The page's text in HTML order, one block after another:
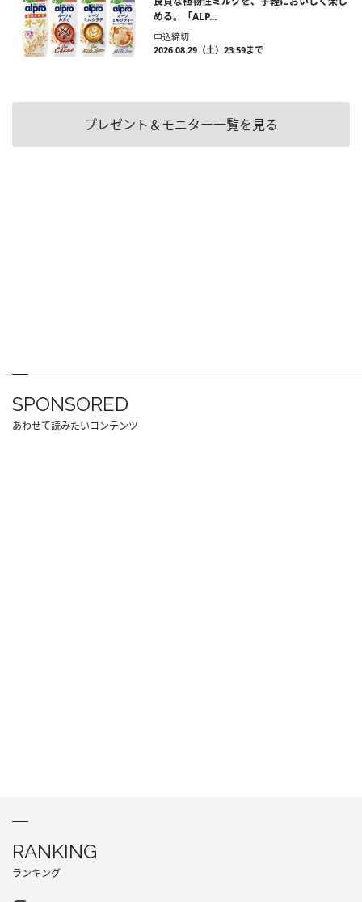
める。「ALP...
申込締切
2026.08.29（土）23:59まで
プレゼント＆モニター一覧を見る
SPONSORED
あわせて読みたいコンテンツ
RANKING
ランキング